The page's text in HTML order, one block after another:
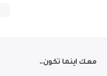
معك اينما تكون..